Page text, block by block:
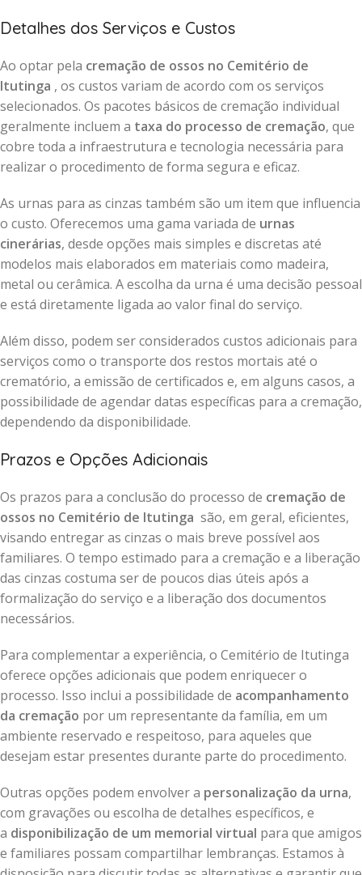
Detalhes dos Serviços e Custos
Ao optar pela cremação de ossos no Cemitério de
Itutinga , os custos variam de acordo com os serviços
selecionados. Os pacotes básicos de cremação individual
geralmente incluem a taxa do processo de cremação, que
cobre toda a infraestrutura e tecnologia necessária para
realizar o procedimento de forma segura e eficaz.
As urnas para as cinzas também são um item que influencia
o custo. Oferecemos uma gama variada de urnas
cinerárias, desde opções mais simples e discretas até
modelos mais elaborados em materiais como madeira,
metal ou cerâmica. A escolha da urna é uma decisão pessoal
e está diretamente ligada ao valor final do serviço.
Além disso, podem ser considerados custos adicionais para
serviços como o transporte dos restos mortais até o
crematório, a emissão de certificados e, em alguns casos, a
possibilidade de agendar datas específicas para a cremação,
dependendo da disponibilidade.
Prazos e Opções Adicionais
Os prazos para a conclusão do processo de cremação de
ossos no Cemitério de Itutinga são, em geral, eficientes,
visando entregar as cinzas o mais breve possível aos
familiares. O tempo estimado para a cremação e a liberação
das cinzas costuma ser de poucos dias úteis após a
formalização do serviço e a liberação dos documentos
necessários.
Para complementar a experiência, o Cemitério de Itutinga
oferece opções adicionais que podem enriquecer o
processo. Isso inclui a possibilidade de acompanhamento
da cremação por um representante da família, em um
ambiente reservado e respeitoso, para aqueles que
desejam estar presentes durante parte do procedimento.
Outras opções podem envolver a personalização da urna,
com gravações ou escolha de detalhes específicos, e
a disponibilização de um memorial virtual para que amigos
e familiares possam compartilhar lembranças. Estamos à